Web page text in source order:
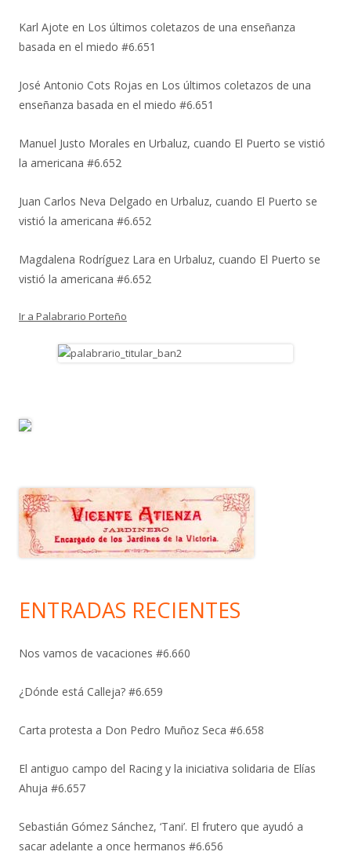
Karl Ajote en Los últimos coletazos de una enseñanza
basada en el miedo #6.651
José Antonio Cots Rojas en Los últimos coletazos de una
enseñanza basada en el miedo #6.651
Manuel Justo Morales en Urbaluz, cuando El Puerto se vistió
la americana #6.652
Juan Carlos Neva Delgado en Urbaluz, cuando El Puerto se
vistió la americana #6.652
Magdalena Rodríguez Lara en Urbaluz, cuando El Puerto se
vistió la americana #6.652
Ir a Palabrario Porteño
ENTRADAS RECIENTES
Nos vamos de vacaciones #6.660
¿Dónde está Calleja? #6.659
Carta protesta a Don Pedro Muñoz Seca #6.658
El antiguo campo del Racing y la iniciativa solidaria de Elías
Ahuja #6.657
Sebastián Gómez Sánchez, ‘Tani’. El frutero que ayudó a
sacar adelante a once hermanos #6.656